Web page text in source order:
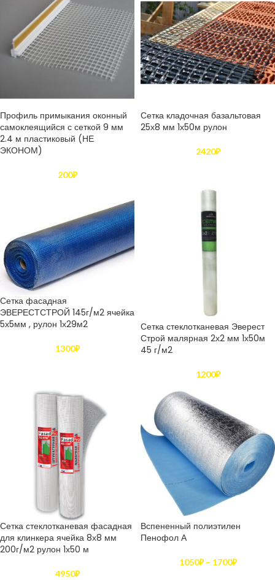
Профиль примыкания оконный
самоклеящийся с сеткой 9 мм
2.4 м пластиковый (НЕ
ЭКОНОМ)
200₽
Сетка кладочная базальтовая
25х8 мм 1х50м рулон
2420₽
Сетка фасадная
ЭВЕРЕСТСТРОЙ 145г/м2 ячейка
5х5мм , рулон 1х29м2
1300₽
Сетка стеклотканевая Эверест
Строй малярная 2х2 мм 1х50м
45 г/м2
1200₽
Сетка стеклотканевая фасадная
для клинкера ячейка 8х8 мм
200г/м2 рулон 1х50 м
4950₽
Вспененный полиэтилен
Пенофол А
1050₽ – 1700₽